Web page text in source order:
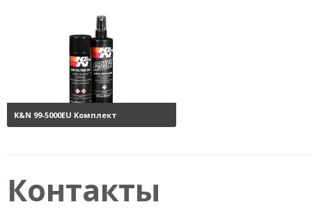
K&N 99-5000EU Комплект
Контакты